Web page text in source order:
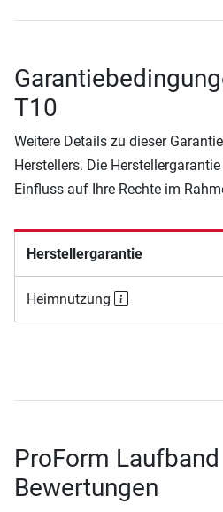
T10
Weitere Details zu dieser
Herstellers. Die
Einfluss auf Ihre Rechte im
Herstellergarantie
Heimnutzung
ProForm
Bewertungen